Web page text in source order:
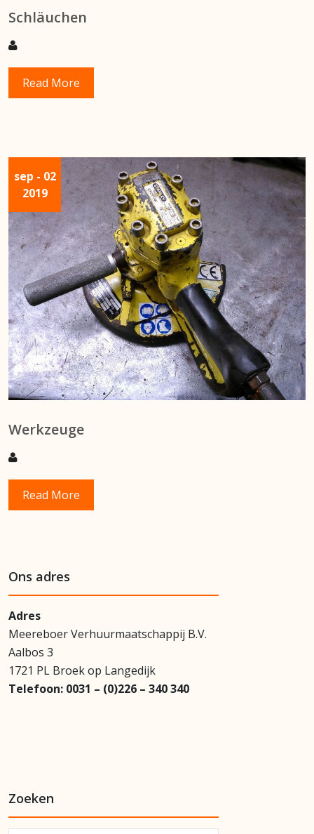
Schläuchen
Read More
sep - 02
2019
Werkzeuge
Read More
Ons adres
Adres
Meereboer Verhuurmaatschappij B.V.
Aalbos 3
1721 PL Broek op Langedijk
Telefoon: 0031 – (0)226 – 340 340
Zoeken